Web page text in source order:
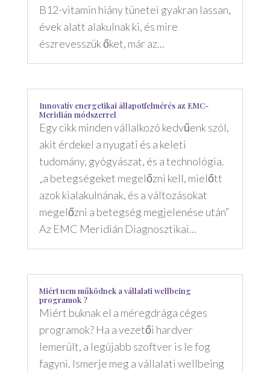
B12-vitamin hiány tünetei gyakran lassan,
évek alatt alakulnak ki, és mire
észrevesszük őket, már az...
Innovatív energetikai állapotfelmérés az EMC-
Meridián módszerrel
Egy cikk minden vállalkozó kedvűenk szól,
akit érdekel a nyugati és a keleti
tudomány, gyógyászat, és a technológia.
„a betegségeket megelőzni kell, mielőtt
azok kialakulnának, és a változásokat
megelőzni a betegség megjelenése után”
Az EMC Meridián Diagnosztikai...
Miért nem működnek a vállalati wellbeing
programok ?
Miért buknak el a méregdrága céges
programok? Ha a vezetői hardver
lemerült, a legújabb szoftver is le fog
fagyni. Ismerje meg a vállalati wellbeing